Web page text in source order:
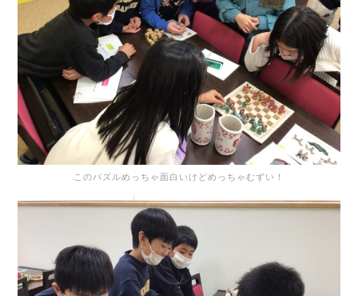
このパズルめっちゃ面白いけどめっちゃむずい！